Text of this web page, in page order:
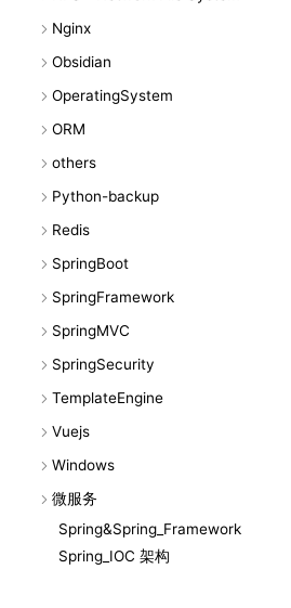
Nginx
Obsidian
OperatingSystem
ORM
others
Python-backup
Redis
SpringBoot
SpringFramework
SpringMVC
SpringSecurity
TemplateEngine
Vuejs
Windows
微服务
Spring&Spring_Framework
Spring_IOC 架构